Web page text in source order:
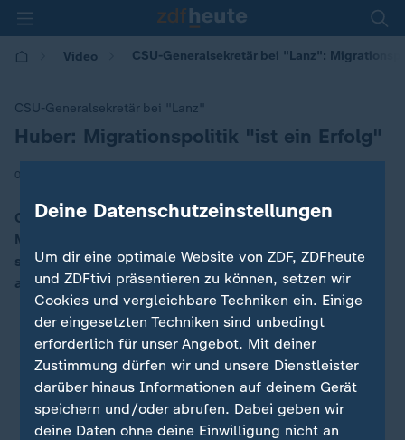
Video CSU-Generalsekretär bei "Lanz":
CSU-Generalsekretär bei "Lanz"
:Huber: Migrationspolitik "ist ein Erfolg"
09.07.2025 | 10:15
CSU-Generalsekretär Huber sieht in der neuen
Migrationspolitik einen Erfolg. Dabei sei neben den
stärkeren Kontrollen auch der psychologische Effekt
auf die Menschen entscheidend.
Deine Datenschutzeinstellungen
Um dir eine optimale Website von ZDF, ZDFheute
und ZDFtivi präsentieren zu können, setzen wir
Cookies und vergleichbare Techniken ein. Einige
der eingesetzten Techniken sind unbedingt
erforderlich für unser Angebot. Mit deiner
Zustimmung dürfen wir und unsere Dienstleister
darüber hinaus Informationen auf deinem Gerät
speichern und/oder abrufen. Dabei geben wir
deine Daten ohne deine Einwilligung nicht an